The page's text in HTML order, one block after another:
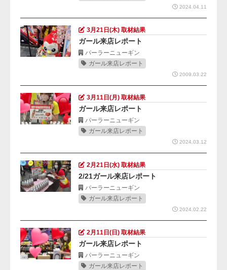
2024.04.11
3月21日(木) 取材結果
ガール来店レポート
パーラーニューギン
ガール来店レポート
2009.03.22
3月11日(月) 取材結果
ガール来店レポート
パーラーニューギン
ガール来店レポート
2024.03.12
2月21日(水) 取材結果
2/21ガール来店レポート
パーラーニューギン
ガール来店レポート
2024.02.22
2月11日(日) 取材結果
ガール来店レポート
パーラーニューギン
ガール来店レポート